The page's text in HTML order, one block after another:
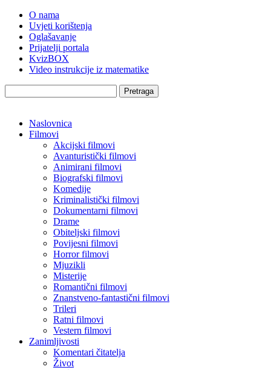
O nama
Uvjeti korištenja
Oglašavanje
Prijatelji portala
KvizBOX
Video instrukcije iz matematike
Pretraga
Naslovnica
Filmovi
Akcijski filmovi
Avanturistički filmovi
Animirani filmovi
Biografski filmovi
Komedije
Kriminalistički filmovi
Dokumentarni filmovi
Drame
Obiteljski filmovi
Povijesni filmovi
Horror filmovi
Mjuzikli
Misterije
Romantični filmovi
Znanstveno-fantastični filmovi
Trileri
Ratni filmovi
Vestern filmovi
Zanimljivosti
Komentari čitatelja
Život